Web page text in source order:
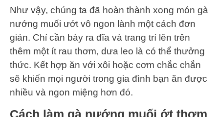
Như vậy, chúng ta đã hoàn thành xong món gà
nướng muối ướt vô ngon lành một cách đơn
giản. Chỉ cần bày ra đĩa và trang trí lên trên
thêm một ít rau thơm, dưa leo là có thể thưởng
thức. Kết hợp ăn với xôi hoặc cơm chắc chắn
sẽ khiến mọi người trong gia đình bạn ăn được
nhiều và ngon miệng hơn đó.
Cách làm gà nướng muối ớt thơm